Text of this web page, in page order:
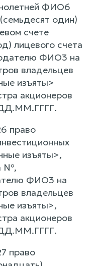
ФИО6
один)
счете
лицевого счета
ФИО3 на
владельцев
изъяты>
акционеров
право
изъяты>,
№,
ФИО3 на
владельцев
изъяты>,
акционеров
право